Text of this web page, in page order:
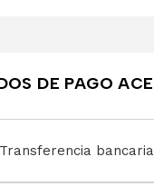
DE PAGO
Transferencia bancaria